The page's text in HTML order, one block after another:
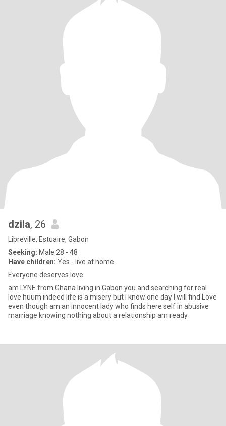
dzila, 26
Libreville, Estuaire, Gabon
Seeking: Male 28 - 48
Have children: Yes - live at home
Everyone deserves love
am LYNE from Ghana living in Gabon you and searching for real
love huum indeed life is a misery but I know one day I will find Love
even though am an innocent lady who finds here self in abusive
marriage knowing nothing about a relationship am ready